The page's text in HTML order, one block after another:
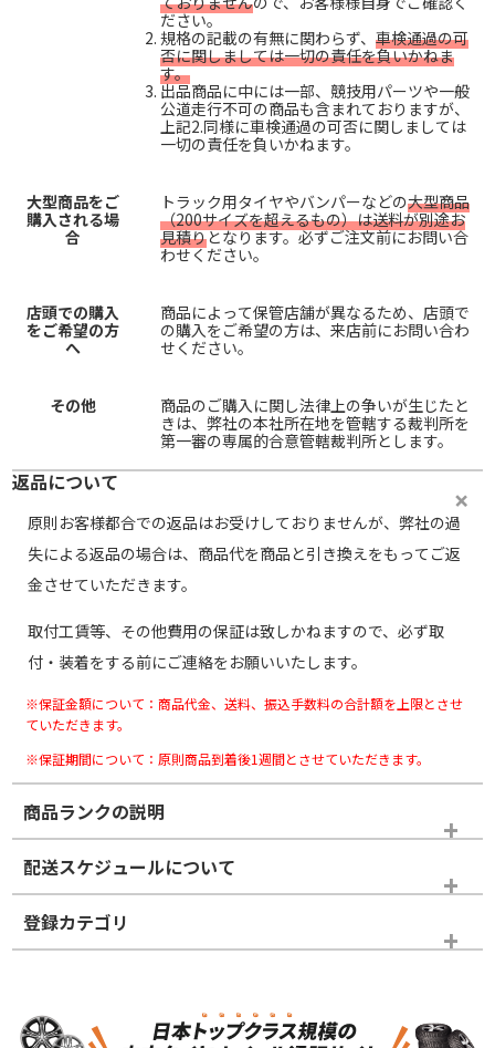
ださい。
規格の記載の有無に関わらず、 車検通過の可
否に関しましては一切の責任を負いかねま
す。
出品商品に中には一部、競技用パーツや一般
公道走行不可の商品も含まれておりますが、
上記2.同様に車検通過の可否に関しましては
一切の責任を負いかねます。
大型商品をご
購入される場
合
トラック用タイヤやバンパーなどの大型商品
（200サイズを超えるもの）は送料が別途お
見積りとなります。必ずご注文前にお問い合
わせください。
店頭での購入
をご希望の方
へ
商品によって保管店舗が異なるため、店頭で
の購入をご希望の方は、来店前にお問い合わ
せください。
その他
商品のご購入に関し法律上の争いが生じたと
きは、弊社の本社所在地を管轄する裁判所を
第一審の専属的合意管轄裁判所とします。
返品について
原則お客様都合での返品はお受けしておりませんが、弊社の過
失による返品の場合は、商品代を商品と引き換えをもってご返
金させていただきます。
取付工賃等、その他費用の保証は致しかねますので、必ず取
付・装着をする前にご連絡をお願いいたします。
※保証金額について：商品代金、送料、振込手数料の合計額を上限とさせ
ていただきます。
※保証期間について：原則商品到着後1週間とさせていただきます。
商品ランクの説明
※商品ランクは出品者の主観により判断しておりますので、あら
かじめご了承ください。
ホイールランク
配送スケジュールについて
登録カテゴリ
タイヤのみ